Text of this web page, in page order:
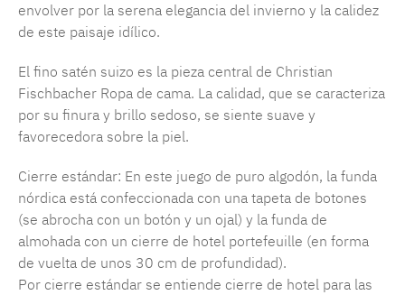
envolver por la serena elegancia del invierno y la calidez
de este paisaje idílico.
El fino satén suizo es la pieza central de Christian
Fischbacher Ropa de cama. La calidad, que se caracteriza
por su finura y brillo sedoso, se siente suave y
favorecedora sobre la piel.
Cierre estándar: En este juego de puro algodón, la funda
nórdica está confeccionada con una tapeta de botones
(se abrocha con un botón y un ojal) y la funda de
almohada con un cierre de hotel portefeuille (en forma
de vuelta de unos 30 cm de profundidad).
Por cierre estándar se entiende cierre de hotel para las